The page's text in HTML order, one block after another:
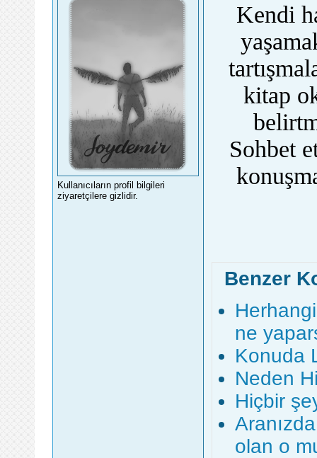
Kullanıcıların profil bilgileri
ziyaretçilere gizlidir.
Kendi
kitap
Sohbet
Benzer
ne
Konuda
Neden
Hiçbir
olan o